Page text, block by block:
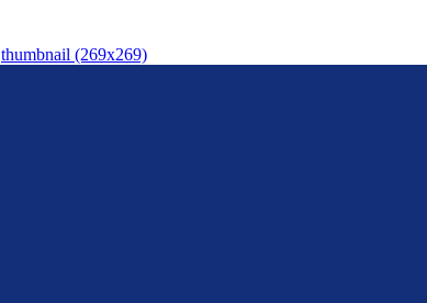
thumbnail (269x269)